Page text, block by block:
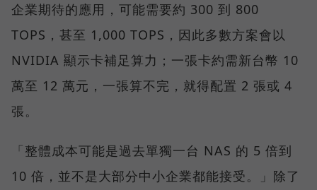
企業期待的應用，可能需要約 300 到 800
TOPS，甚至 1,000 TOPS，因此多數方案會以
NVIDIA 顯示卡補足算力；一張卡約需新台幣 10
萬至 12 萬元，一張算不完，就得配置 2 張或 4
張。
「整體成本可能是過去單獨一台 NAS 的 5 倍到
10 倍，並不是大部分中小企業都能接受。」除了